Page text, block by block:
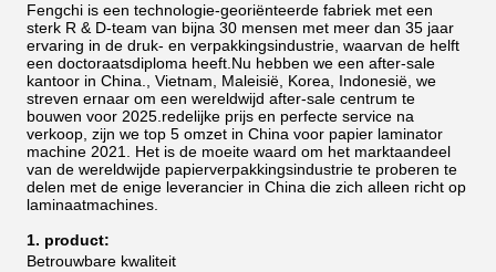
Fengchi is een technologie-georiënteerde fabriek met een
sterk R & D-team van bijna 30 mensen met meer dan 35 jaar
ervaring in de druk- en verpakkingsindustrie, waarvan de helft
een doctoraatsdiploma heeft.Nu hebben we een after-sale
kantoor in China., Vietnam, Maleisië, Korea, Indonesië, we
streven ernaar om een wereldwijd after-sale centrum te
bouwen voor 2025.redelijke prijs en perfecte service na
verkoop, zijn we top 5 omzet in China voor papier laminator
machine 2021. Het is de moeite waard om het marktaandeel
van de wereldwijde papierverpakkingsindustrie te proberen te
delen met de enige leverancier in China die zich alleen richt op
laminaatmachines.
1. product:
Betrouwbare kwaliteit